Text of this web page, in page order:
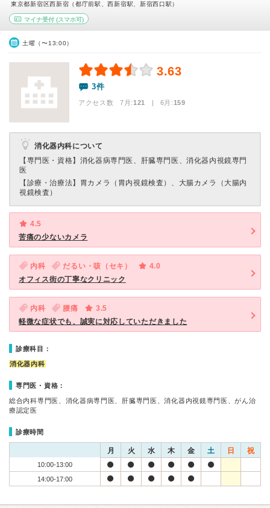
東京都新宿区西新宿（都庁前駅、西新宿駅、新宿西口駅）
マイナ受付 (スマホ可)
土曜（〜13:00）
3.63
3件
アクセス数 7月:121 | 6月:159
消化器内科について
【専門医・資格】 消化器病専門医、肝臓専門医、消化器内視鏡専門
医
【診療・治療法】 胃カメラ（胃内視鏡検査）、大腸カメラ（大腸内
視鏡検査）
4.5
苦痛の少ないカメラ
内科 だるい・咳（セキ）
4.0
オフィス街の丁寧なクリニック
内科 腰痛
3.5
軽微な症状でも、誠実に対応していただきました
診療科目：
消化器内科
専門医・資格：
総合内科専門医、消化器病専門医、肝臓専門医、消化器内視鏡専門医、がん治
療認定医
診療時間
月 火 水 木 金 土 日 祝
10:00-13:00
14:00-17:00